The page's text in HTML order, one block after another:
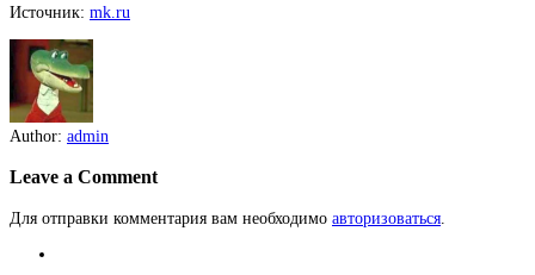
Источник: mk.ru
Author: admin
Leave a Comment
Для отправки комментария вам необходимо авторизоваться